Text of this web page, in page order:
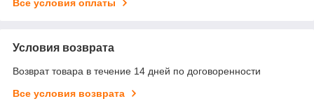
Все условия оплаты
Условия возврата
Возврат товара в течение 14 дней по договоренности
Все условия возврата